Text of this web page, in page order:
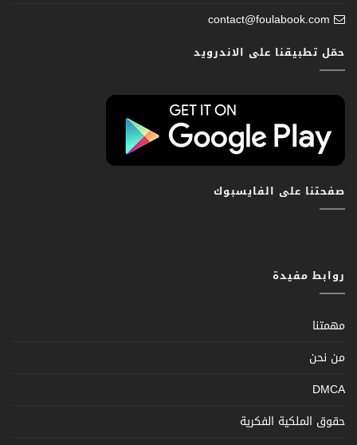
contact@foulabook.com
حمّل تطبيقنا على الاندرويد
صفحتنا على الفايسبوك
روابط مفيدة
مهمتنا
من نحن
DMCA
حقوق الملكية الفكرية